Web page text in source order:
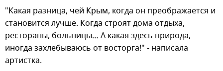
"Какая разница, чей Крым, когда он преображается и
становится лучше. Когда строят дома отдыха,
рестораны, больницы… А какая здесь природа,
иногда захлебываюсь от восторга!" - написала
артистка.